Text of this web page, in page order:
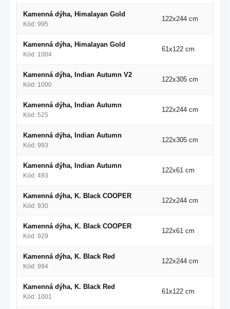
Kamenná dýha, Himalayan Gold
Kód: 995
122x244 cm
Kamenná dýha, Himalayan Gold
Kód: 1004
61x122 cm
Kamenná dýha, Indian Autumn V2
Kód: 1000
122x305 cm
Kamenná dýha, Indian Autumn
Kód: 525
122x244 cm
Kamenná dýha, Indian Autumn
Kód: 993
122x305 cm
Kamenná dýha, Indian Autumn
Kód: 493
122x61 cm
Kamenná dýha, K. Black COOPER
Kód: 930
122x244 cm
Kamenná dýha, K. Black COOPER
Kód: 929
122x61 cm
Kamenná dýha, K. Black Red
Kód: 994
122x244 cm
Kamenná dýha, K. Black Red
Kód: 1001
61x122 cm